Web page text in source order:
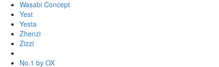
Wasabi Concept
Yest
Yesta
Zhenzi
Zizzi
No.1 by OX